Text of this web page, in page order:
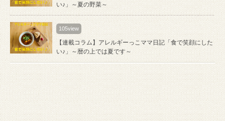
い♪」～夏の野菜～
105view
【連載コラム】アレルギーっこママ日記「食で笑顔にした
い♪」～暦の上では夏です～